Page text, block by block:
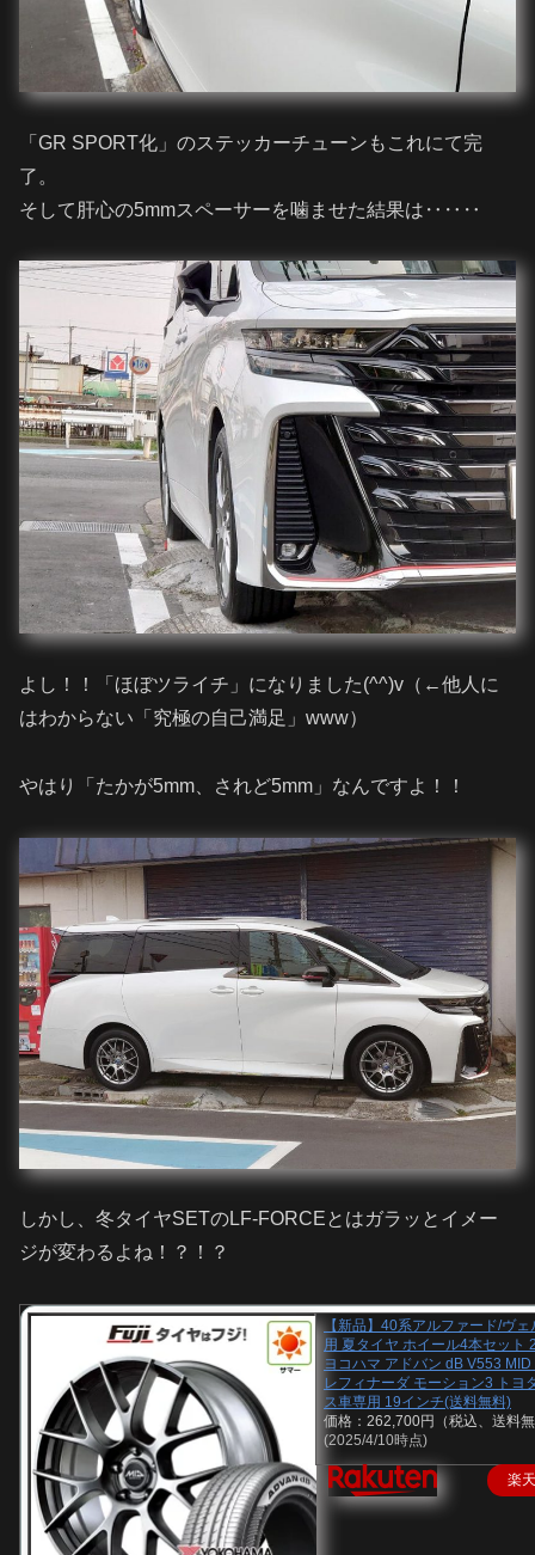
「GR SPORT化」のステッカーチューンもこれにて完
了。
そして肝心の5mmスペーサーを噛ませた結果は‥‥‥
よし！！「ほぼツライチ」になりました(^^)v（←他人に
はわからない「究極の自己満足」www）
やはり「たかが5mm、されど5mm」なんですよ！！
しかし、冬タイヤSETのLF-FORCEとはガラッとイメー
ジが変わるよね！？！？
【新品】40系アルファード/ヴ
用 夏タイヤ ホイール4本セット
ヨコハマ アドバン dB V553
レフィナーダ モーション3 トヨ
ス車専用 19インチ(送料無料)
価格：262,700円（税込、送料
(2025/4/10時点)
楽